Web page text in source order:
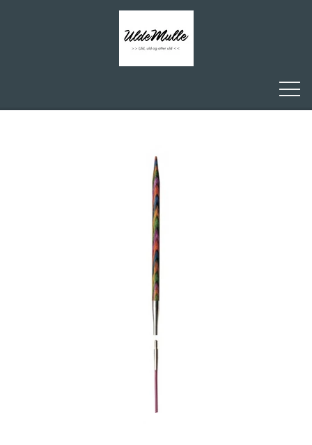
FORSIDE
ULDEMULLE
KONTAKT
WEBSHOP
PLÖTULOPI
LÉTTLOPI